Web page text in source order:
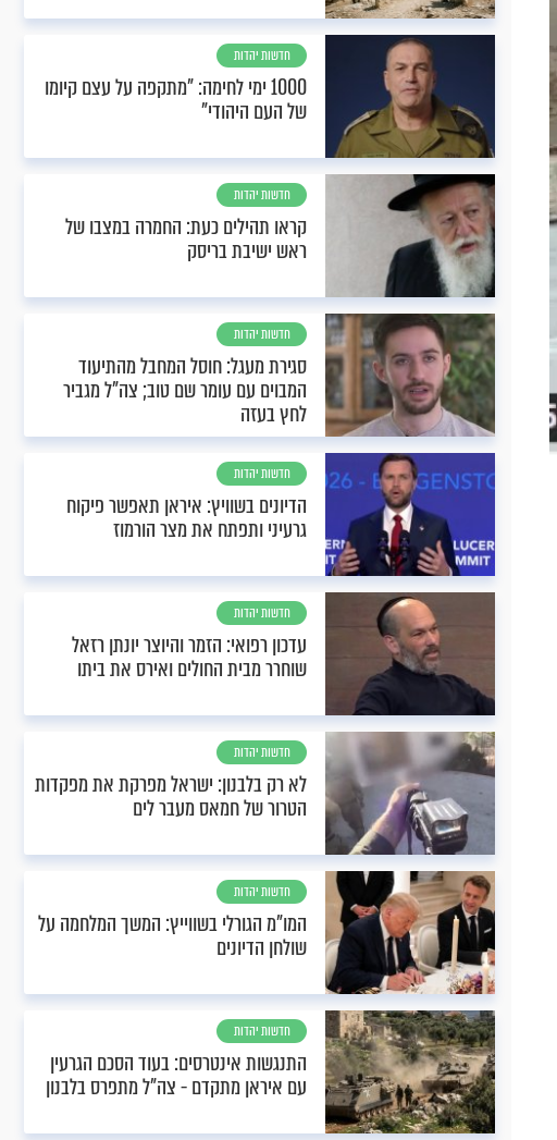
חדשות יהדות
1000 ימי לחימה: "מתקפה על עצם קיומו
של העם היהודי"
חדשות יהדות
קראו תהילים כעת: החמרה במצבו של
ראש ישיבת בריסק
חדשות יהדות
סגירת מעגל: חוסל המחבל מהתיעוד
המבוים עם עומר שם טוב; צה"ל מגביר
לחץ בעזה
חדשות יהדות
הדיונים בשוויץ: איראן תאפשר פיקוח
גרעיני ותפתח את מצר הורמוז
חדשות יהדות
עדכון רפואי: הזמר והיוצר יונתן רזאל
שוחרר מבית החולים ואירס את ביתו
חדשות יהדות
לא רק בלבנון: ישראל מפרקת את מפקדות
הטרור של חמאס מעבר לים
חדשות יהדות
המו"מ הגורלי בשווייץ: המשך המלחמה על
שולחן הדיונים
חדשות יהדות
התנגשות אינטרסים: בעוד הסכם הגרעין
עם איראן מתקדם - צה"ל מתפרס בלבנון